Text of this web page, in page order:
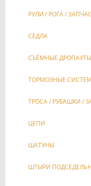
РУЛИ / РОГА /
СЁДЛА
СЪЁМНЫЕ ДРОПАУТЫ
ТОРМОЗНЫЕ
ТРОСА / РУБАШКИ /
ЦЕПИ
ШАТУНЫ
ШТЫРИ